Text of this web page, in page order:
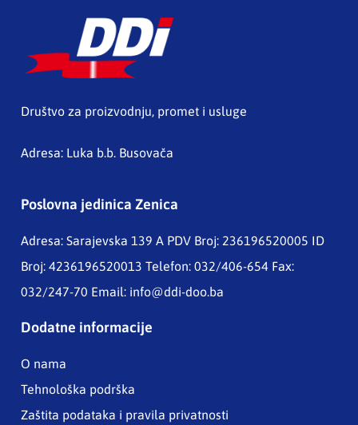
Društvo za proizvodnju, promet i usluge
Adresa: Luka b.b. Busovača
Poslovna jedinica Zenica
Adresa: Sarajevska 139 A PDV Broj: 236196520005 ID
Broj: 4236196520013 Telefon: 032/406-654 Fax:
032/247-70 Email: info@ddi-doo.ba
Dodatne informacije
O nama
Tehnološka podrška
Zaštita podataka i pravila privatnosti